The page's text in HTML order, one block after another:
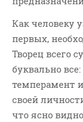
Как человеку
первых,
Творец всего
буквально
темперамент
своей
что ясно